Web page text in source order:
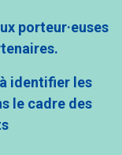
porteur·euses
identifier les
le cadre des